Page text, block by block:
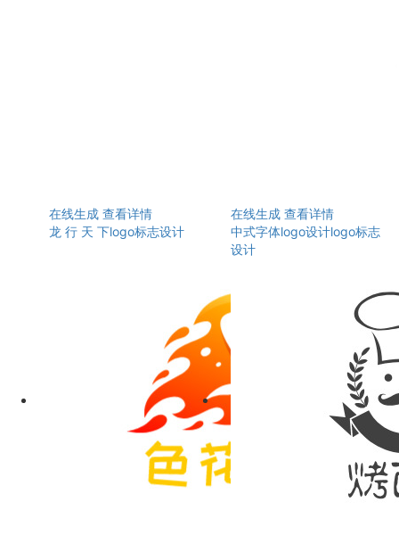
在线生成 查看详情
龙 行 天 下logo标志设计
在线生成 查看详情
中式字体logo设计logo标志
设计